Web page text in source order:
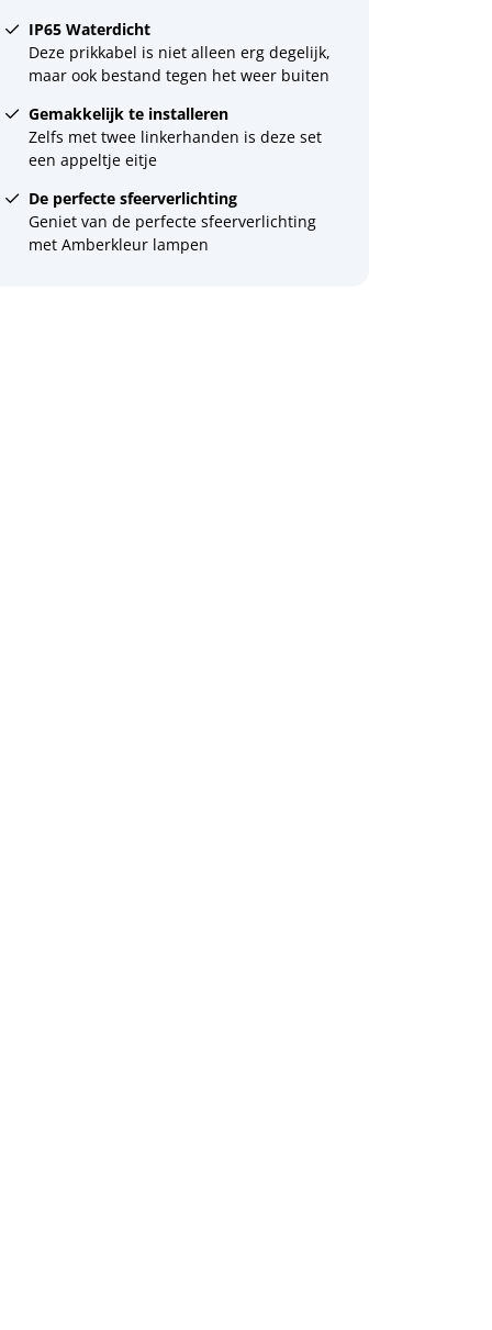
IP65 Waterdicht
Deze prikkabel is niet alleen erg degelijk,
maar ook bestand tegen het weer buiten
Gemakkelijk te installeren
Zelfs met twee linkerhanden is deze set
een appeltje eitje
De perfecte sfeerverlichting
Geniet van de perfecte sfeerverlichting
met Amberkleur lampen